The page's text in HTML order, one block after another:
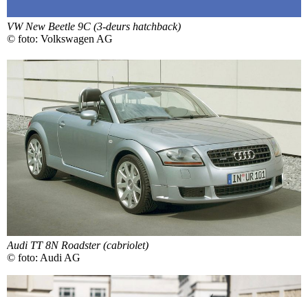
VW New Beetle 9C (3-deurs hatchback)
© foto: Volkswagen AG
Audi TT 8N Roadster (cabriolet)
© foto: Audi AG